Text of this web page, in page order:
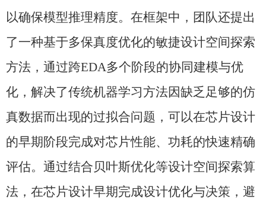
以确保模型推理精度。在框架中，团队还提出
了一种基于多保真度优化的敏捷设计空间探索
方法，通过跨EDA多个阶段的协同建模与优
化，解决了传统机器学习方法因缺乏足够的仿
真数据而出现的过拟合问题，可以在芯片设计
的早期阶段完成对芯片性能、功耗的快速精确
评估。通过结合贝叶斯优化等设计空间探索算
法，在芯片设计早期完成设计优化与决策，避